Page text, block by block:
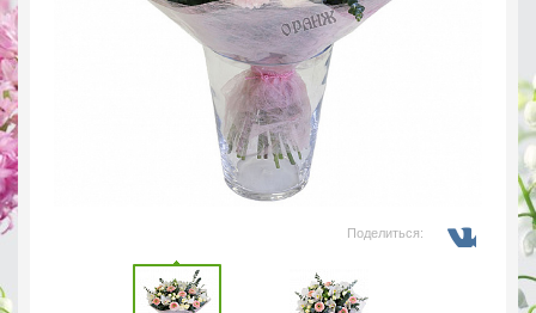
Поделиться: